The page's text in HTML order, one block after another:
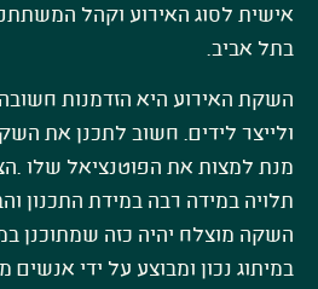
אישית לסוג האירוע וקהל
בתל אביב.
השקת האירוע היא הזדמנות
ולייצר לידים. חשוב לתכנן את
מנת למצות את הפוטנציאל שלו .
תלויה במידה רבה במידת התכנון
השקה מוצלח יהיה כזה שמתוכנן
במיתוג נכון ומבוצע על ידי